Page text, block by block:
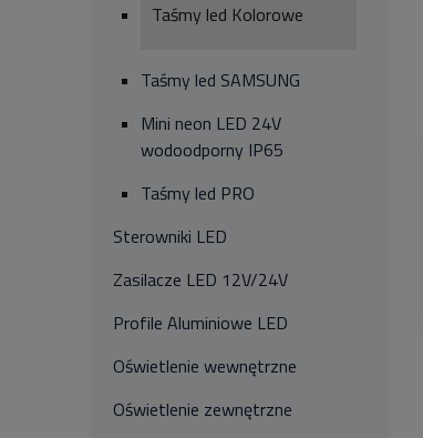
Taśmy led Kolorowe
Taśmy led SAMSUNG
Mini neon LED 24V
wodoodporny IP65
Taśmy led PRO
Sterowniki LED
Zasilacze LED 12V/24V
Profile Aluminiowe LED
Oświetlenie wewnętrzne
Oświetlenie zewnętrzne